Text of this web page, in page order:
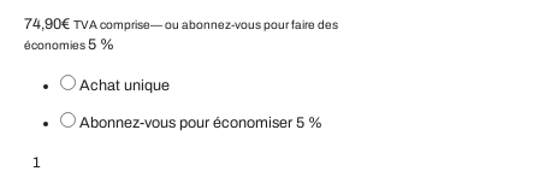
74,90€ TVA comprise—ou abonnez-vous pour faire des
économies5 %
Achat unique
Abonnez-vous pour économiser 5 %
Croquettes pour chiens Equilibrium – Puppy All Breeds (Poisson) 12 kg